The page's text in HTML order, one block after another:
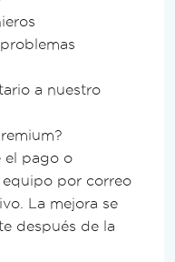
a nuestro
el pago o
por correo
La mejora se
después de la